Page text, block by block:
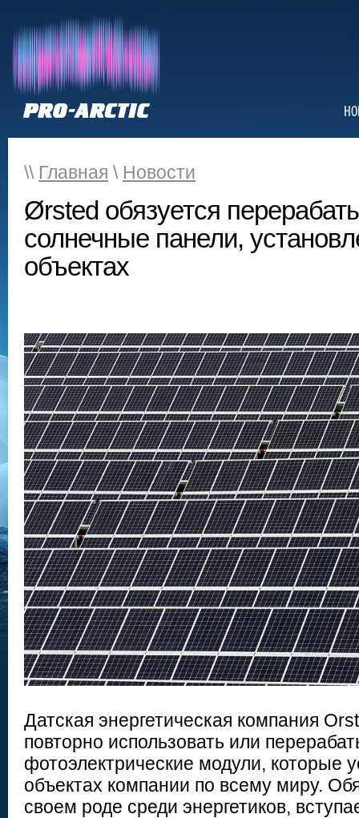
\\ Главная \ Новости
Ørsted обязуется
солнечные панели,
объектах
Датская энергетическая компания
повторно использовать или
фотоэлектрические модули, которые
объектах компании по всему миру.
своем роде среди энергетиков,